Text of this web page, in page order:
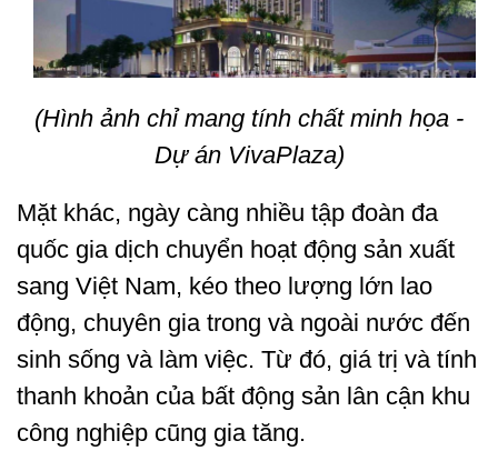
(Hình ảnh chỉ mang tính chất minh họa -
Dự án VivaPlaza)
Mặt khác, ngày càng nhiều tập đoàn đa
quốc gia dịch chuyển hoạt động sản xuất
sang Việt Nam, kéo theo lượng lớn lao
động, chuyên gia trong và ngoài nước đến
sinh sống và làm việc. Từ đó, giá trị và tính
thanh khoản của bất động sản lân cận khu
công nghiệp cũng gia tăng.